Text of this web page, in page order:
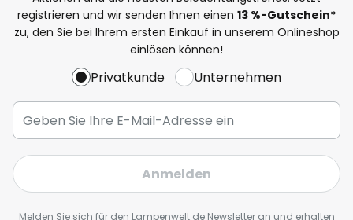
registrieren und wir senden Ihnen einen 13 %-Gutschein*
zu, den Sie bei Ihrem ersten Einkauf in unserem Onlineshop
einlösen können!
Privatkunde Unternehmen
Anmelden
Melden Sie sich für den Lampenwelt.de Newsletter an und erhalten